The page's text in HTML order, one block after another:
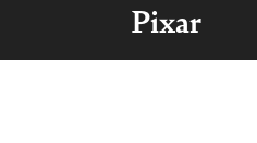
Pixar